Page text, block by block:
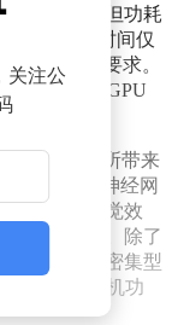
辨率无异，但功耗
单帧处理时间仅
秒时限的要求。
有效避免了GPU
统超分技术所带来
术，通过神经网
和清晰的视觉效
有的沉浸感。除了
升其他图形密集型
AI增强的相机功
关注公